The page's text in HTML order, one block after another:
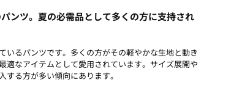
ンツ。夏の必需品として多くの方に支持され
いるパンツです。多くの方がその軽やかな生地と動き
適なアイテムとして愛用されています。サイズ展開や
る方が多い傾向にあります。